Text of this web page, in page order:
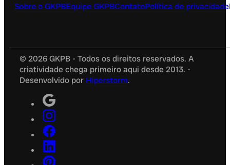
Sobre o GKPBEquipe GKPBContatoPolítica de privacidade
© 2026 GKPB - Todos os direitos reservados. A
criatividade chega primeiro aqui desde 2013. -
Desenvolvido por Hiperstorm.